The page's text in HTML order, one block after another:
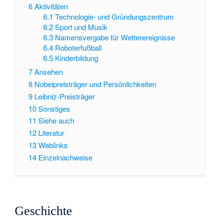
6Aktivitäten
6.1 Technologie- und Gründungszentrum
6.2 Sport und Musik
6.3 Namensvergabe für Wetterereignisse
6.4 Roboterfußball
6.5 Kinderbildung
7Ansehen
8 Nobelpreisträger und Persönlichkeiten
9 Leibniz-Preisträger
10Sonstiges
11 Siehe auch
12 Literatur
13Weblinks
14 Einzelnachweise
Geschichte